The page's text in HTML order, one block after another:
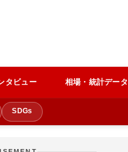
タビュー 相場・統計データ
SDGs